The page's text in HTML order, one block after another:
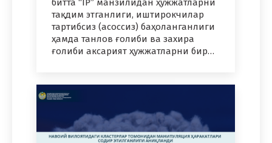
битта “IP” манзилидан ҳужжатларни
тақдим этганлиги, иштирокчилар
тартибсиз (асоссиз) баҳоланганлиги
ҳамда танлов ғолиби ва захира
ғолиби аксарият ҳужжатларни бир…